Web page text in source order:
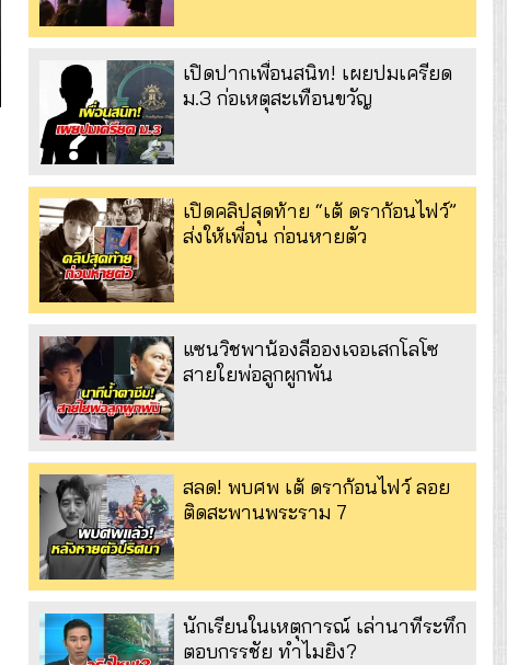
เปิดปากเพื่อนสนิท! เผยปมเครียด
ม.3 ก่อเหตุสะเทือนขวัญ
เปิดคลิปสุดท้าย “เต้ ดราก้อนไฟว์”
ส่งให้เพื่อน ก่อนหายตัว
แซนวิชพาน้องลีอองเจอเสกโลโซ
สายใยพ่อลูกผูกพัน
สลด! พบศพ เต้ ดราก้อนไฟว์ ลอย
ติดสะพานพระราม 7
นักเรียนในเหตุการณ์ เล่านาทีระทึก
ตอบกรรชัย ทำไมยิง?